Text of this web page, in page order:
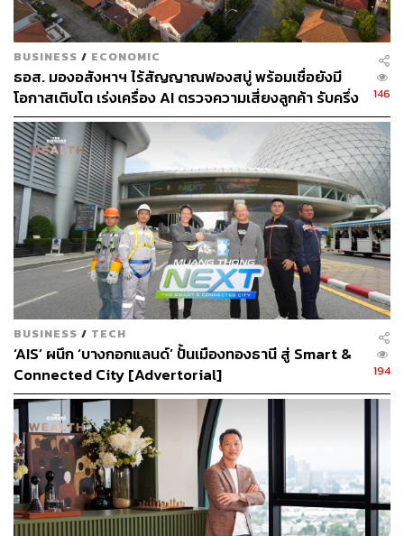
BUSINESS / ECONOMIC
ธอส. มองอสังหาฯ ไร้สัญญาณฟองสบู่ พร้อมเชื่อยังมี
โอกาสเติบโต เร่งเครื่อง AI ตรวจความเสี่ยงลูกค้า รับครึ่ง
ปีหลัง ยกระดับจับธุรกรรมต้องสงสัย-ปล่อยกู้เฉพาะ
บุคคล
146
BUSINESS / TECH
‘AIS’ ผนึก ‘บางกอกแลนด์’ ปั้นเมืองทองธานี สู่ Smart &
Connected City [Advertorial]
194